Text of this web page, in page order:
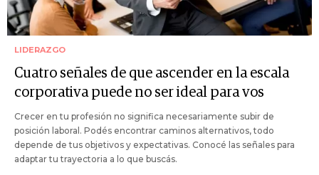
LIDERAZGO
Cuatro señales de que ascender en la escala
corporativa puede no ser ideal para vos
Crecer en tu profesión no significa necesariamente subir de
posición laboral. Podés encontrar caminos alternativos, todo
depende de tus objetivos y expectativas. Conocé las señales para
adaptar tu trayectoria a lo que buscás.